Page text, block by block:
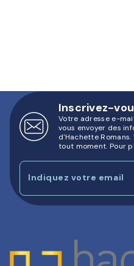
Inscrivez-
Votre adresse e-
vous envoyer des
d'Hachette
tout moment. Pour
Indiquez votre email